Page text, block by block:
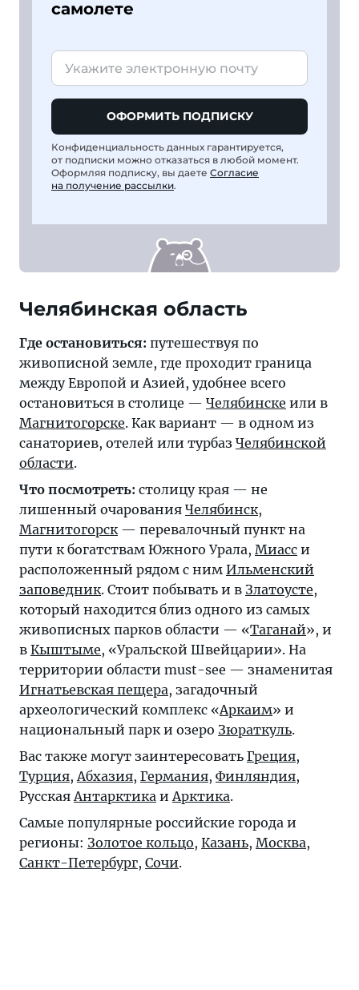
самолете
ОФОРМИТЬ ПОДПИСКУ
Конфиденциальность данных гарантируется,
от подписки можно отказаться в любой момент.
Оформляя подписку, вы даете Согласие
на получение рассылки.
Челябинская область
Где остановиться: путешествуя по
живописной земле, где проходит граница
между Европой и Азией, удобнее всего
остановиться в столице — Челябинске или в
Магнитогорске. Как вариант — в одном из
санаториев, отелей или турбаз Челябинской
области.
Что посмотреть: столицу края — не
лишенный очарования Челябинск,
Магнитогорск— перевалочный пункт на
пути к богатствам Южного Урала, Миасс и
расположенный рядом с ним Ильменский
заповедник. Стоит побывать и в Златоусте,
который находится близ одного из самых
живописных парков области — «Таганай», и
в Кыштыме, «Уральской Швейцарии». На
территории области must-see — знаменитая
Игнатьевская пещера, загадочный
археологический комплекс «Аркаим» и
национальный парк и озеро Зюраткуль.
Вас также могут заинтересовать Греция,
Турция,Абхазия, Германия, Финляндия,
РусскаяАнтарктика иАрктика.
Самые популярные российские города и
регионы: Золотое кольцо, Казань, Москва,
Санкт-Петербург, Сочи.